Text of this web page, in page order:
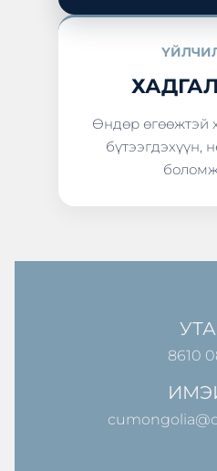
Өндөр өгөөжтэй
бүтээгдэхүүн,
8610